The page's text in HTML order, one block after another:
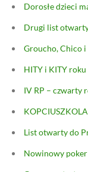
Dorosłe dzieci
Drugi list
Groucho, Chico
HITY i KITY
IV RP – czwarty
List otwarty do
Nowinowy